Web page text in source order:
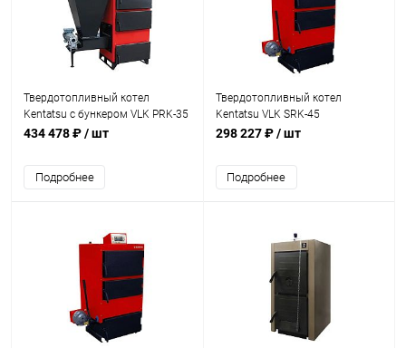
Твердотопливный котел
Kentatsu c бункером VLK PRK-35
434 478 ₽/ шт
Подробнее
Твердотопливный котел
Kentatsu VLK SRK-45
298 227 ₽/ шт
Подробнее